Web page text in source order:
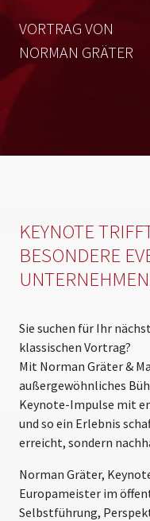
VORTRAG VON
NORMAN GRÄTER
KEYNOTE
BESONDERE
UNTERNEHMEN
Sie suchen für Ihr
klassischen Vortrag?
Mit Norman Gräter &
außergewöhnliches
Keynote-Impulse mit
und so ein Erlebnis
erreicht, sondern
Norman Gräter,
Europameister im
Selbstführung,